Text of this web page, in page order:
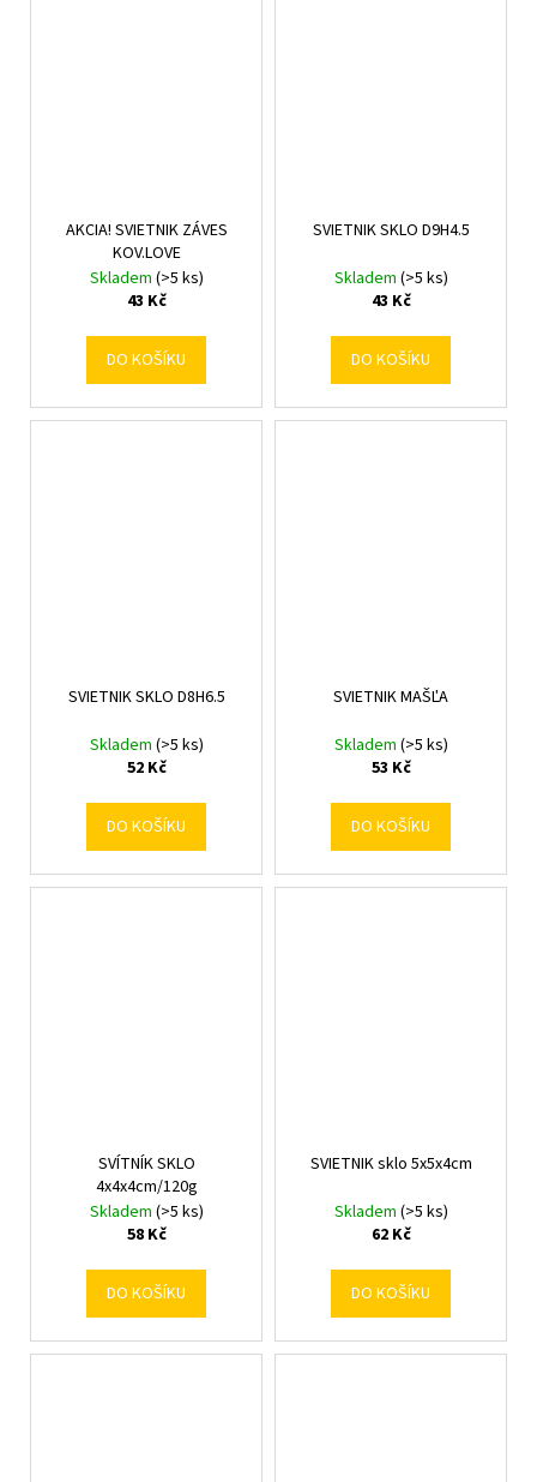
AKCIA! SVIETNIK ZÁVES
KOV.LOVE
Skladem (>5 ks)
43 Kč
DO KOŠÍKU
SVIETNIK SKLO D9H4.5
Skladem (>5 ks)
43 Kč
DO KOŠÍKU
SVIETNIK SKLO D8H6.5
Skladem (>5 ks)
52 Kč
DO KOŠÍKU
SVIETNIK MAŠĽA
Skladem (>5 ks)
53 Kč
DO KOŠÍKU
SVÍTNÍK SKLO
4x4x4cm/120g
Skladem (>5 ks)
58 Kč
DO KOŠÍKU
SVIETNIK sklo 5x5x4cm
Skladem (>5 ks)
62 Kč
DO KOŠÍKU